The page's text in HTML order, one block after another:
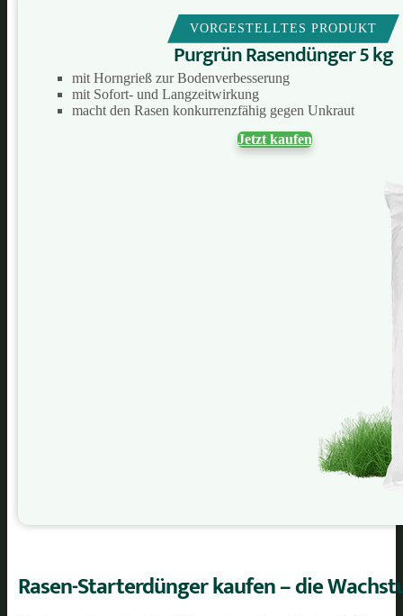
VORGESTELLTES PRODUKT
Purgrün Rasendünger 5 kg
mit Horngrieß zur Bodenverbesserung
mit Sofort- und Langzeitwirkung
macht den Rasen konkurrenzfähig gegen Unkraut
Jetzt kaufen
Rasen-Starterdünger kaufen – die